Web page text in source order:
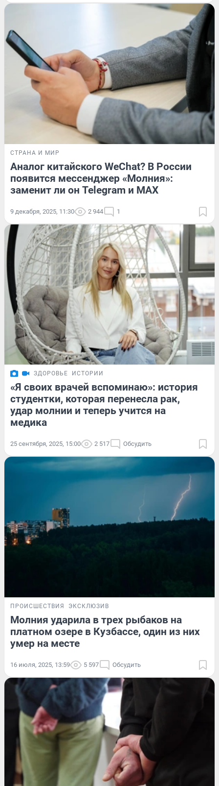
СТРАНА И МИР
Аналог китайского WeChat? В России
появится мессенджер «Молния»:
заменит ли он Telegram и MAX
9 декабря, 2025, 11:30 2 944 1
ЗДОРОВЬЕ ИСТОРИИ
«Я своих врачей вспоминаю»: история
студентки, которая перенесла рак,
удар молнии и теперь учится на
медика
25 сентября, 2025, 15:00 2 517 Обсудить
ПРОИСШЕСТВИЯ ЭКСКЛЮЗИВ
Молния ударила в трех рыбаков на
платном озере в Кузбассе, один из них
умер на месте
16 июля, 2025, 13:59 5 597 Обсудить